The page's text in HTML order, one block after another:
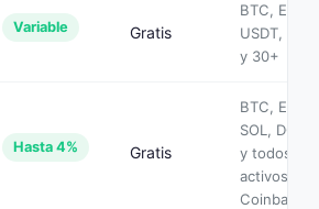
Variable Gratis
BTC, ETH,
USDT, XRP
y 30+
Hasta 4% Gratis
BTC, ETH,
SOL, DOGE
y todos los
activos de
Coinbase